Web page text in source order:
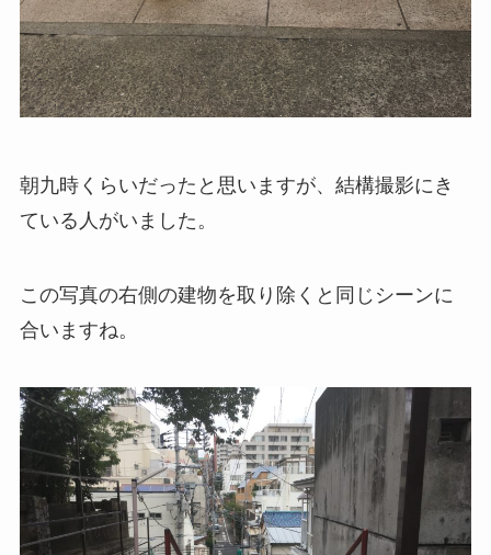
朝九時くらいだったと思いますが、結構撮影にき
ている人がいました。
この写真の右側の建物を取り除くと同じシーンに
合いますね。